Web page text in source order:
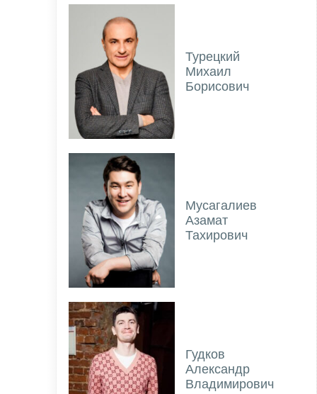
Турецкий
Михаил
Борисович
Мусагалиев
Азамат
Тахирович
Гудков
Александр
Владимирович